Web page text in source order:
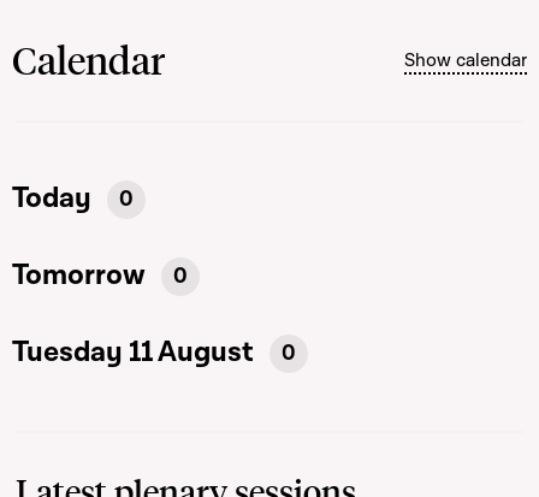
Calendar Show calendar
Today 0
Tomorrow 0
Tuesday 11 August 0